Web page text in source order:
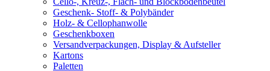
Geschenk- Stoff- & Polybänder
Holz- & Cellophanwolle
Geschenkboxen
Versandverpackungen, Display & Aufsteller
Kartons
Paletten